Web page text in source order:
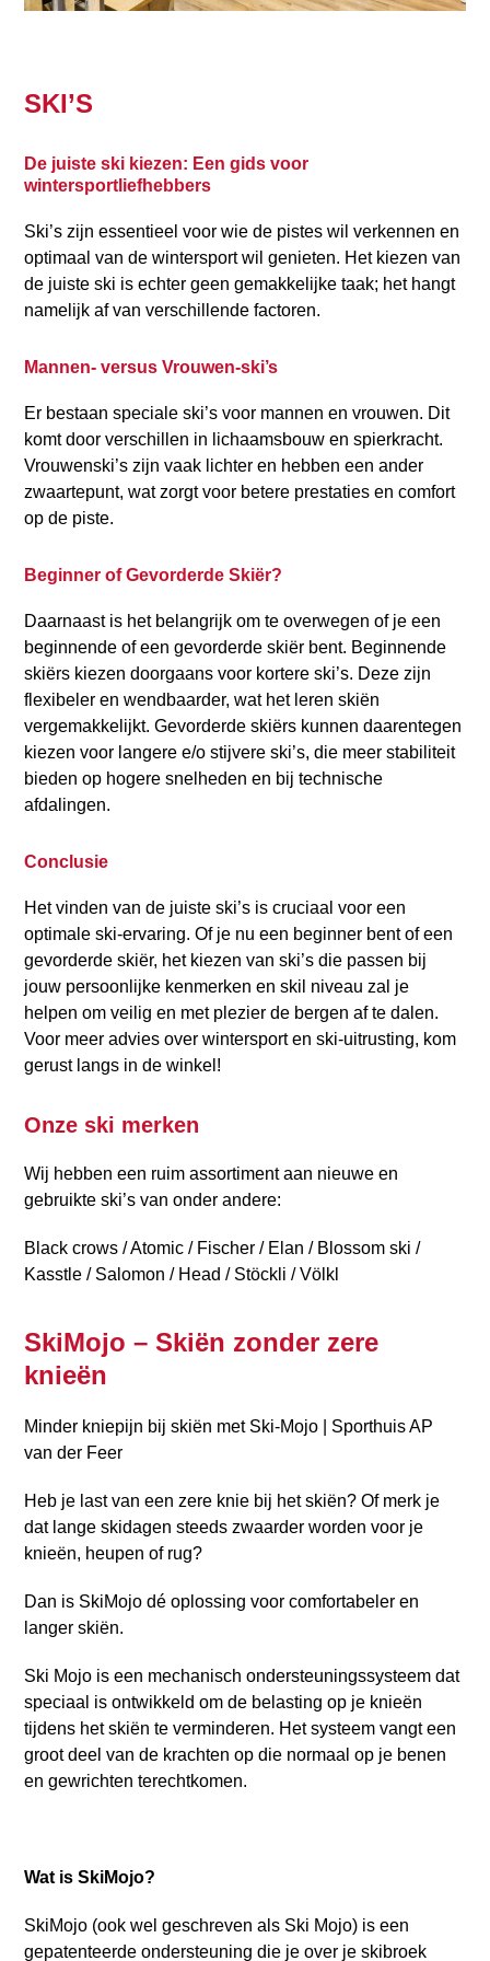
SKI’S
De juiste ski kiezen: Een gids voor
wintersportliefhebbers
Ski’s zijn essentieel voor wie de pistes wil verkennen en
optimaal van de wintersport wil genieten. Het kiezen van
de juiste ski is echter geen gemakkelijke taak; het hangt
namelijk af van verschillende factoren.
Mannen- versus Vrouwen-ski’s
Er bestaan speciale ski’s voor mannen en vrouwen. Dit
komt door verschillen in lichaamsbouw en spierkracht.
Vrouwenski’s zijn vaak lichter en hebben een ander
zwaartepunt, wat zorgt voor betere prestaties en comfort
op de piste.
Beginner of Gevorderde Skiër?
Daarnaast is het belangrijk om te overwegen of je een
beginnende of een gevorderde skiër bent. Beginnende
skiërs kiezen doorgaans voor kortere ski’s. Deze zijn
flexibeler en wendbaarder, wat het leren skiën
vergemakkelijkt. Gevorderde skiërs kunnen daarentegen
kiezen voor langere e/o stijvere ski’s, die meer stabiliteit
bieden op hogere snelheden en bij technische
afdalingen.
Conclusie
Het vinden van de juiste ski’s is cruciaal voor een
optimale ski-ervaring. Of je nu een beginner bent of een
gevorderde skiër, het kiezen van ski’s die passen bij
jouw persoonlijke kenmerken en skil niveau zal je
helpen om veilig en met plezier de bergen af te dalen.
Voor meer advies over wintersport en ski-uitrusting, kom
gerust langs in de winkel!
Onze ski merken
Wij hebben een ruim assortiment aan nieuwe en
gebruikte ski’s van onder andere:
Black crows / Atomic / Fischer / Elan / Blossom ski /
Kasstle / Salomon / Head / Stöckli / Völkl
SkiMojo – Skiën zonder zere
knieën
Minder kniepijn bij skiën met Ski-Mojo | Sporthuis AP
van der Feer
Heb je last van een zere knie bij het skiën? Of merk je
dat lange skidagen steeds zwaarder worden voor je
knieën, heupen of rug?
Dan is SkiMojo dé oplossing voor comfortabeler en
langer skiën.
Ski Mojo is een mechanisch ondersteuningssysteem dat
speciaal is ontwikkeld om de belasting op je knieën
tijdens het skiën te verminderen. Het systeem vangt een
groot deel van de krachten op die normaal op je benen
en gewrichten terechtkomen.
Wat is SkiMojo?
SkiMojo (ook wel geschreven als Ski Mojo) is een
gepatenteerde ondersteuning die je over je skibroek